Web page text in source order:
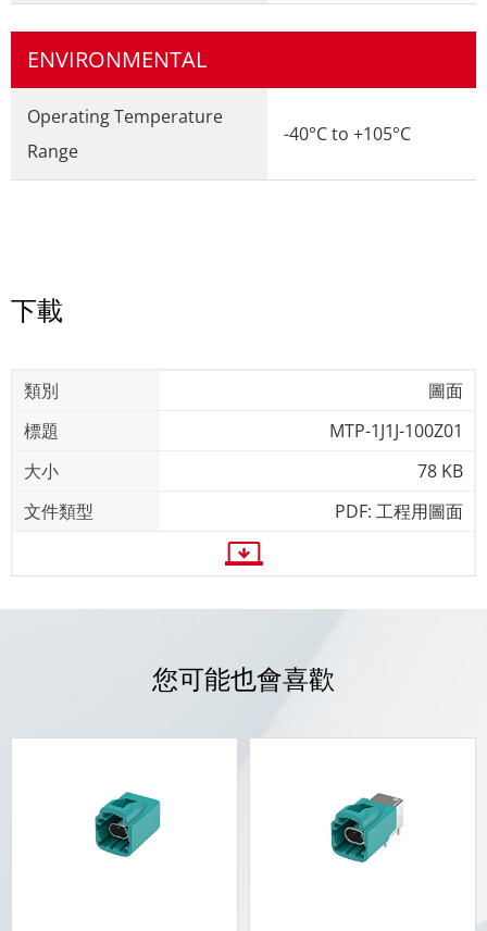
ENVIRONMENTAL
Operating Temperature
Range
-40°C to +105°C
下載
圖面
MTP-1J1J-100Z01
78 KB
PDF: 工程用圖面
您可能也會喜歡